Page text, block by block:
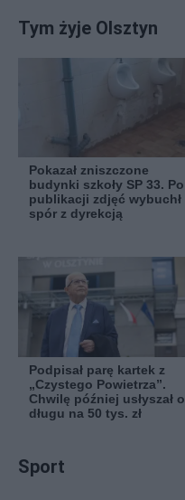
Tym żyje Olsztyn
Pokazał zniszczone
budynki szkoły SP 33. Po
publikacji zdjęć wybuchł
spór z dyrekcją
Podpisał parę kartek z
„Czystego Powietrza”.
Chwilę później usłyszał o
długu na 50 tys. zł
Sport